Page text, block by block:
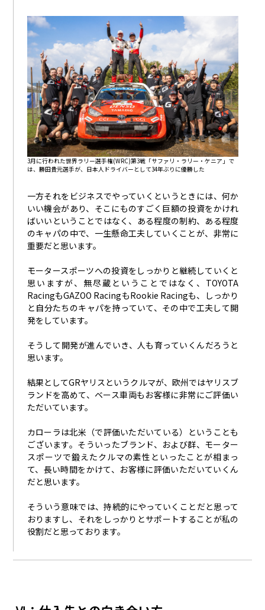
3月に行われた世界ラリー選手権(WRC)第3戦「サファリ・ラリー・ケニア」で
は、勝田貴元選手が、日本人ドライバーとして34年ぶりに優勝した
一方それをビジネスでやっていくというときには、何か
いい機会があり、そこにものすごく巨額の投資をかけれ
ばいいということではなく、ある程度の制約、ある程度
のキャパの中で、一生懸命工夫していくことが、非常に
重要だと思います。
モータースポーツへの投資をしっかりと継続していくと
思いますが、無尽蔵ということではなく、TOYOTA
RacingもGAZOO RacingもRookie Racingも、しっかり
と自分たちのキャパを持っていて、その中で工夫して開
発をしています。
そうして開発が進んでいき、人も育っていくんだろうと
思います。
結果としてGRヤリスというクルマが、欧州ではヤリスブ
ランドを高めて、ベース車両もお客様に非常にご評価い
ただいています。
カローラは北米（で評価いただいている）ということも
ございます。そういったブランド、および群、モーター
スポーツで鍛えたクルマの素性といったことが相まっ
て、長い時間をかけて、お客様に評価いただいていくん
だと思います。
そういう意味では、持続的にやっていくことだと思って
おりますし、それをしっかりとサポートすることが私の
役割だと思っております。